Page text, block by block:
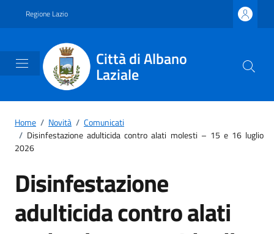
Regione Lazio
Città di Albano
Laziale
Home / Novità / Comunicati
/ Disinfestazione adulticida contro alati molesti – 15 e 16 luglio
2026
Disinfestazione
adulticida contro alati